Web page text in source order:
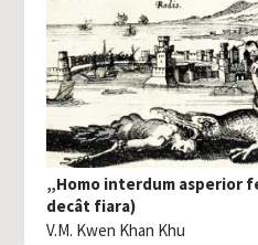
„Homo interdum asperior
decât fiara)
V.M. Kwen Khan Khu